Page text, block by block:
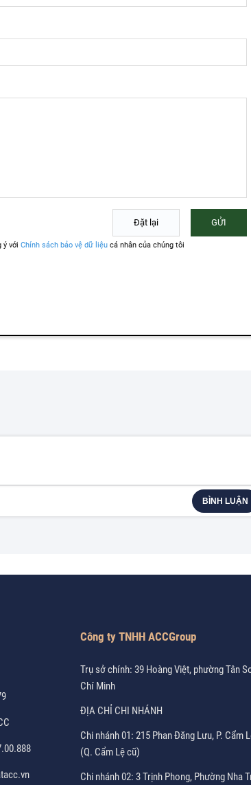
BÌNH LUẬN
Công ty TNHH ACCGroup
Trụ sở chính: 39 Hoàng Việt, phường Tân
Chí Minh
ĐỊA CHỈ CHI NHÁNH
Chi nhánh 01: 215 Phan Đăng Lưu, P. Cẩm
(Q. Cẩm Lệ cũ)
Chi nhánh 02: 3 Trịnh Phong, Phường Nha